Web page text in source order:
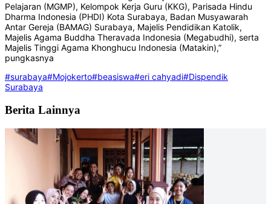
Pelajaran (MGMP), Kelompok Kerja Guru (KKG), Parisada Hindu
Dharma Indonesia (PHDI) Kota Surabaya, Badan Musyawarah
Antar Gereja (BAMAG) Surabaya, Majelis Pendidikan Katolik,
Majelis Agama Buddha Theravada Indonesia (Megabudhi), serta
Majelis Tinggi Agama Khonghucu Indonesia (Matakin),”
pungkasnya
#surabaya#Mojokerto#beasiswa#eri cahyadi#Dispendik
Surabaya
Berita Lainnya